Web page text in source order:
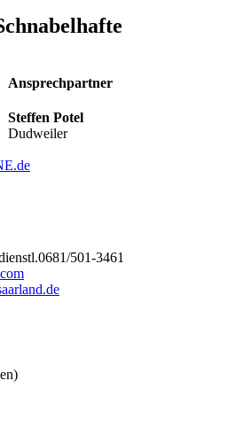
Ansprechpartner
Steffen Potel
Dudweiler
501-3461